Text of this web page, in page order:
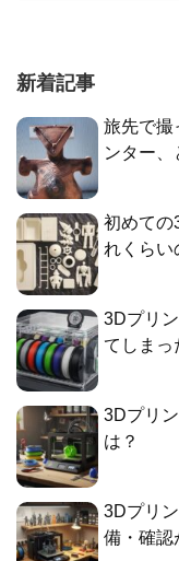
新着記事
旅先で
ンター
初めての
れくらい
3Dプリ
てしまっ
3Dプリ
は？
3Dプリ
備・確認